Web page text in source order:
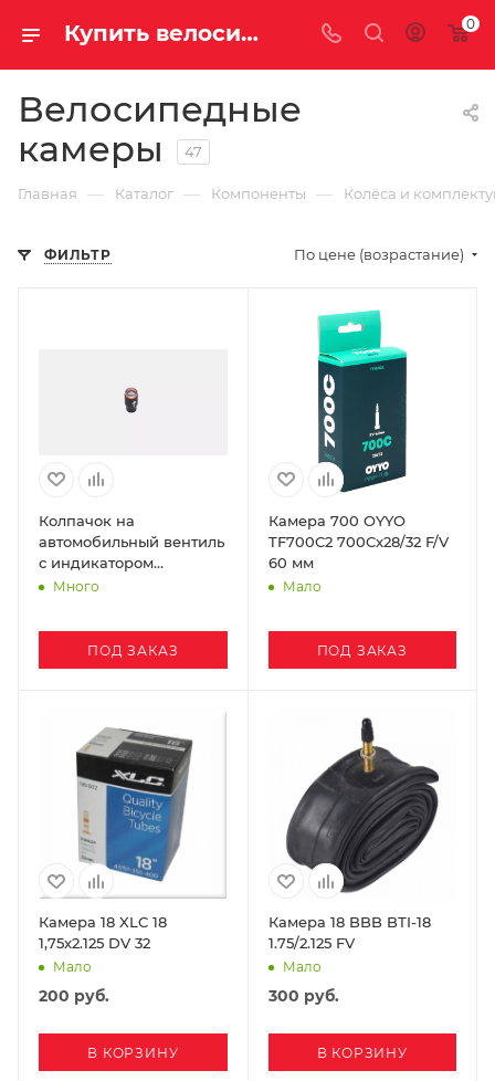
Купить велосипедную камеру в Саратове и Энгельсе 0
Велосипедные
камеры
47
Главная — Каталог — Компоненты — Колёса и
ФИЛЬТР По цене (возрастание)
Колпачок на
автомобильный вентиль
с индикатором
давления Specialized
Много
ПОД ЗАКАЗ
Камера 700 OYYO
TF700C2 700Cx28/32 F/V
60 мм
Мало
ПОД ЗАКАЗ
Камера 18 XLC 18
1,75x2.125 DV 32
Мало
200 руб.
В КОРЗИНУ
Камера 18 BBB BТI-18
1.75/2.125 FV
Мало
300 руб.
В КОРЗИНУ